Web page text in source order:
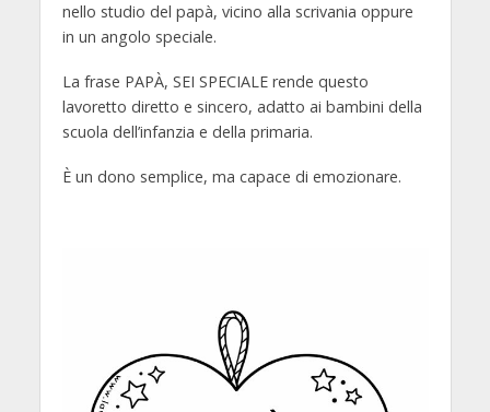
nello studio del papà, vicino alla scrivania oppure
in un angolo speciale.
La frase PAPÀ, SEI SPECIALE rende questo
lavoretto diretto e sincero, adatto ai bambini della
scuola dell’infanzia e della primaria.
È un dono semplice, ma capace di emozionare.